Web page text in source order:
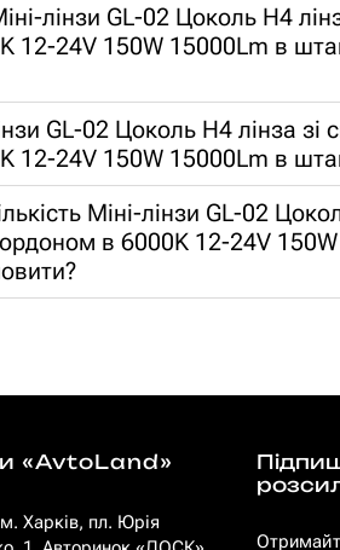
лінзи GL-02 Цоколь H4
12-24V 150W 15000Lm в
GL-02 Цоколь H4 лінза зі
12-24V 150W 15000Lm в
Міні-лінзи GL-02
в 6000K 12-24V
«AvtoLand»
Харків, пл. Юрія